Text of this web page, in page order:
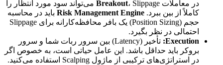
در معاملات
Breakout ، Slippage می‌تواند سود مورد انتظار را
کاملاً از بین ببرد. Risk Management Engine باید در محاسبه
حجم (Position Sizing) یک بافر محافظه‌کارانه برای Slippage
احتمالی در نظر بگیرد.
Execution:
تأخیر (Latency) بین سرور ربات شما و سرور
بروکر باید حداقل باشد. این عامل حیاتی است، به خصوص اگر
در استراتژی‌های ترکیبی از ماژول Scalping استفاده می‌کنید.